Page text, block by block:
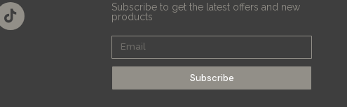
Subscribe to get the latest offers and new
products
Subscribe